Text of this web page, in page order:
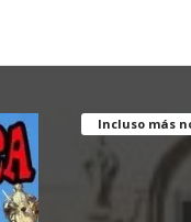
Incluso más